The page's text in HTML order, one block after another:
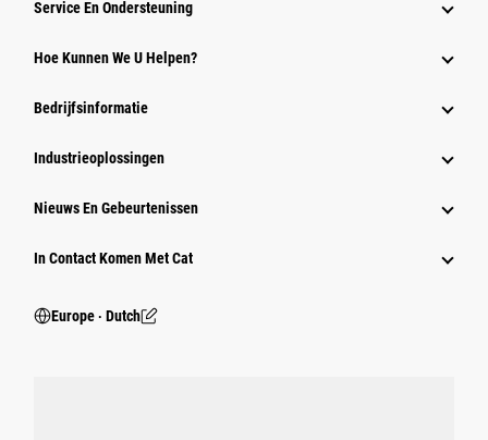
Service En Ondersteuning
Hoe Kunnen We U Helpen?
Bedrijfsinformatie
Industrieoplossingen
Nieuws En Gebeurtenissen
In Contact Komen Met Cat
Europe ‧ Dutch